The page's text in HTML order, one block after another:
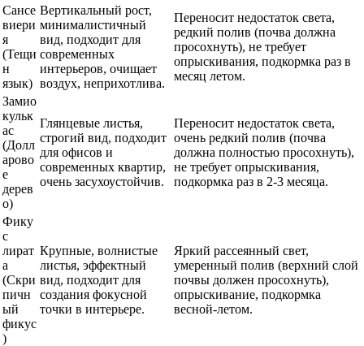
Сансе
виери
я
(Тещи
н
язык)
Вертикальный рост,
минималистичный
вид, подходит для
современных
интерьеров, очищает
воздух, неприхотлива.
Переносит недостаток света,
редкий полив (почва должна
просохнуть), не требует
опрыскивания, подкормка раз в
месяц летом.
Замио
кульк
ас
(Долл
арово
е
дерев
о)
Глянцевые листья,
строгий вид, подходит
для офисов и
современных квартир,
очень засухоустойчив.
Переносит недостаток света,
очень редкий полив (почва
должна полностью просохнуть),
не требует опрыскивания,
подкормка раз в 2-3 месяца.
Фику
с
лират
а
(Скри
пичн
ый
фикус
)
Крупные, волнистые
листья, эффектный
вид, подходит для
создания фокусной
точки в интерьере.
Яркий рассеянный свет,
умеренный полив (верхний слой
почвы должен просохнуть),
опрыскивание, подкормка
весной-летом.